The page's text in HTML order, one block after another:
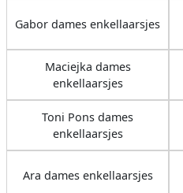
Gabor dames enkellaarsjes
Maciejka dames
enkellaarsjes
Toni Pons dames
enkellaarsjes
Ara dames enkellaarsjes